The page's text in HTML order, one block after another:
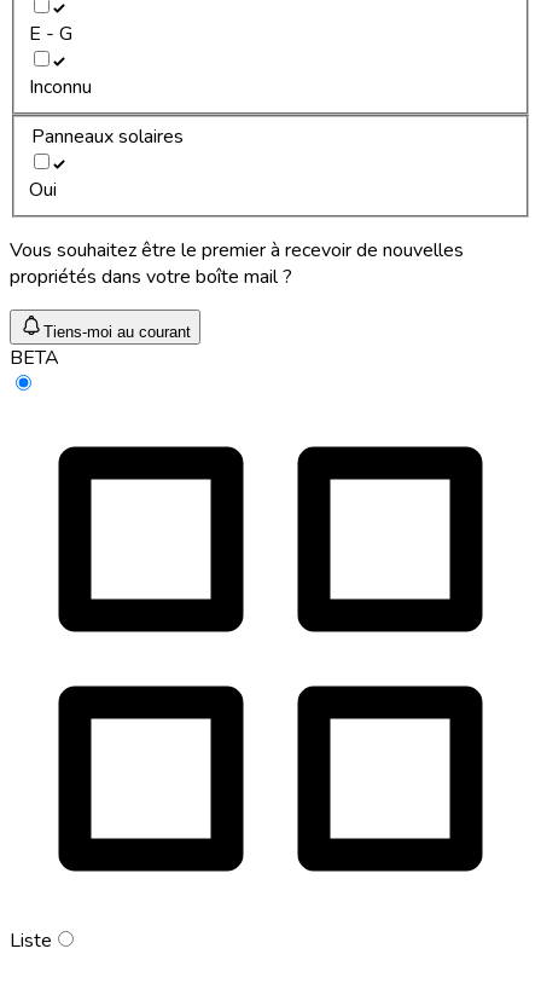
E - G
Inconnu
Panneaux solaires
Oui
Vous souhaitez être le premier à recevoir de nouvelles
propriétés dans votre boîte mail ?
Tiens-moi au courant
BETA
Liste